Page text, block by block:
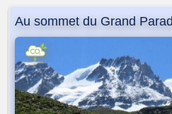
Au sommet du Grand